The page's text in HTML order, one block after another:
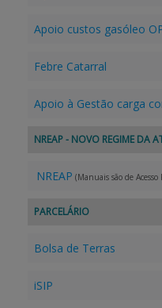
Apoio custos gasóleo
Febre Catarral
Apoio à Gestão carga
NREAP - NOVO REGIME DA
NREAP (Manuais são de Acesso
PARCELÁRIO
Bolsa de Terras
iSIP